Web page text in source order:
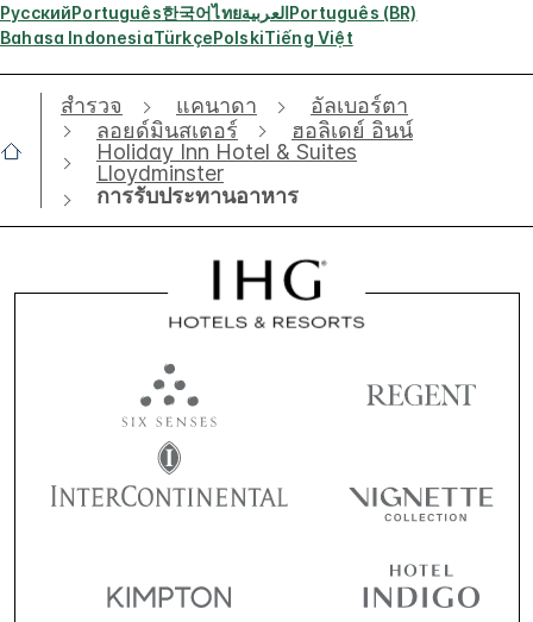
РусскийPortuguês한국어ไทยالعربيةPortuguês (BR)
Bahasa IndonesiaTürkçePolskiTiếng Việt
สำรวจ แคนาดา
อัลเบอร์ตา
ลอยด์มินสเตอร์
ฮอลิเดย์ อินน์
Holiday Inn Hotel & Suites
Lloydminster
การรับประทานอาหาร